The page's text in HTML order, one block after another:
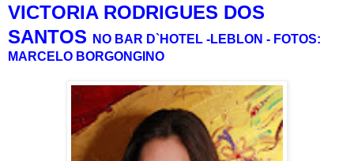
VICTORIA RODRIGUES DOS
SANTOS
NO BAR D`HOTEL -LEBLON - FOTOS:
MARCELO BORGONGINO